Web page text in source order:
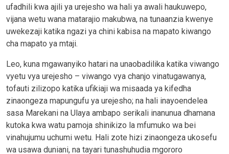
ufadhili kwa ajili ya urejesho wa hali ya awali haukuwepo,
vijana wetu wana matarajio makubwa, na tunaanzia kwenye
uwekezaji katika ngazi ya chini kabisa na mapato kiwango
cha mapato ya mtaji.
Leo, kuna mgawanyiko hatari na unaobadilika katika viwango
vyetu vya urejesho – viwango vya chanjo vinatugawanya,
tofauti zilizopo katika ufikiaji wa misaada ya kifedha
zinaongeza mapungufu ya urejesho; na hali inayoendelea
sasa Marekani na Ulaya ambapo serikali inanunua dhamana
kutoka kwa watu pamoja shinikizo la mfumuko wa bei
vinahujumu uchumi wetu. Hali zote hizi zinaongeza ukosefu
wa usawa duniani, na tayari tunashuhudia mgororo